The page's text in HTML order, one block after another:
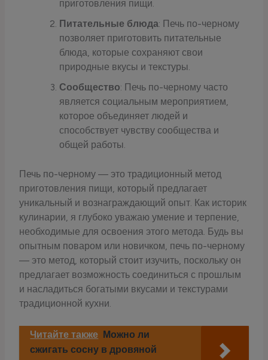
приготовления пищи.
Питательные блюда: Печь по-черному
позволяет приготовить питательные
блюда, которые сохраняют свои
природные вкусы и текстуры.
Сообщество: Печь по-черному часто
является социальным мероприятием,
которое объединяет людей и
способствует чувству сообщества и
общей работы.
Печь по-черному — это традиционный метод
приготовления пищи, который предлагает
уникальный и вознаграждающий опыт. Как историк
кулинарии, я глубоко уважаю умение и терпение,
необходимые для освоения этого метода. Будь вы
опытным поваром или новичком, печь по-черному
— это метод, который стоит изучить, поскольку он
предлагает возможность соединиться с прошлым
и насладиться богатыми вкусами и текстурами
традиционной кухни.
Читайте также Можно ли
сжигать сосну в дровяной